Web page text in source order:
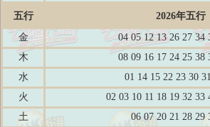
五行
2026年五行
金
04 05 12 13 26 27 34
木
08 09 16 17 24 25 38
水
01 14 15 22 23 30
火
02 03 10 11 18 19 32 33
土
06 07 20 21 28 29